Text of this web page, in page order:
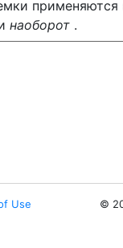
применяются
наоборот .
Use ©